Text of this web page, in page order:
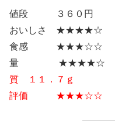
値段 ３６０円
おいしさ ★★★★☆
食感 ★★★☆☆
量 ★★★★☆
質 １１．７ｇ
評価 ★★★☆☆